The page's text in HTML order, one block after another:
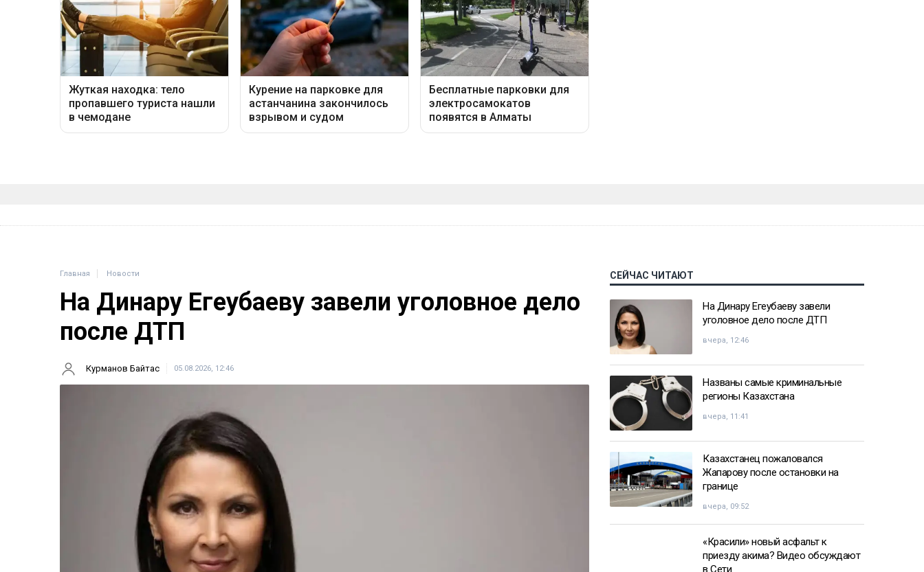
Главная Новости
На Динару Егеубаеву завели уголовное дело
после ДТП
Курманов Байтас 05.08.2026, 12:46
СЕЙЧАС ЧИТАЮТ
На Динару Егеубаеву завели
уголовное дело после ДТП
вчера, 12:46
Названы самые криминальные
регионы Казахстана
вчера, 11:41
Казахстанец пожаловался
Жапарову после остановки на
границе
вчера, 09:52
«Красили» новый асфальт к
приезду акима? Видео обсуждают
в Сети